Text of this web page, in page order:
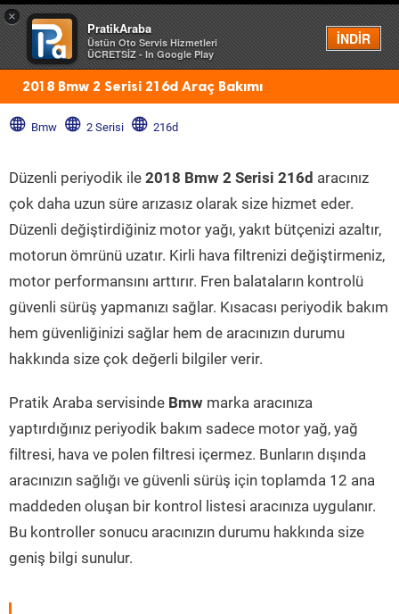
×
PratikAraba
Üstün Oto Servis Hizmetleri
ÜCRETSİZ - In Google Play
İNDİR
Menü
2018 Bmw 2 Serisi 216d Araç Bakımı
Bmw 2 Serisi 216d
Düzenli periyodik ile 2018 Bmw 2 Serisi 216d aracınız
çok daha uzun süre arızasız olarak size hizmet eder.
Düzenli değiştirdiğiniz motor yağı, yakıt bütçenizi azaltır,
motorun ömrünü uzatır. Kirli hava filtrenizi değiştirmeniz,
motor performansını arttırır. Fren balataların kontrolü
güvenli sürüş yapmanızı sağlar. Kısacası periyodik bakım
hem güvenliğinizi sağlar hem de aracınızın durumu
hakkında size çok değerli bilgiler verir.
Pratik Araba servisinde Bmw marka aracınıza
yaptırdığınız periyodik bakım sadece motor yağ, yağ
filtresi, hava ve polen filtresi içermez. Bunların dışında
aracınızın sağlığı ve güvenli sürüş için toplamda 12 ana
maddeden oluşan bir kontrol listesi aracınıza uygulanır.
Bu kontroller sonucu aracınızın durumu hakkında size
geniş bilgi sunulur.